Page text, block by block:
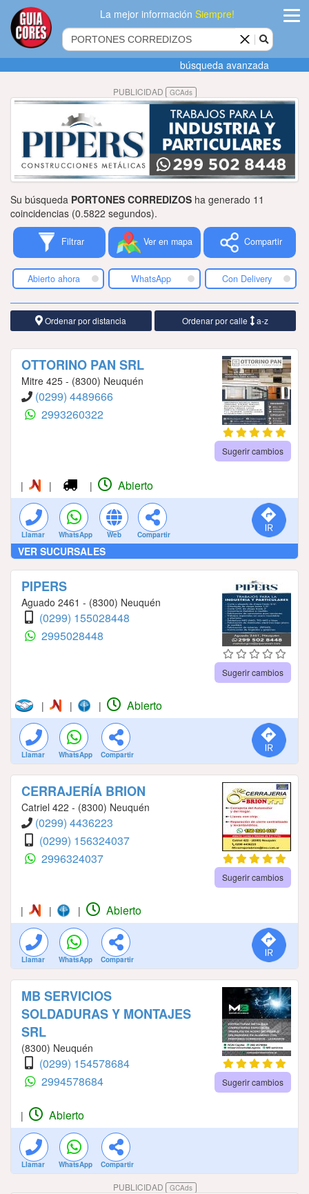
La mejor informaciónSiempre!
Agregar
empresa
Actualizar
datos
Publicidad
Tiendacores
Contactenos
búsqueda avanzada
PUBLICIDAD GCAds
Su búsqueda PORTONES CORREDIZOS ha generado 11
coincidencias (0.5822 segundos).
Filtrar Ver en mapa Compartir
Abierto ahora WhatsApp Con Delivery
Ordenar por distancia Ordenar por calle a-z
OTTORINO PAN SRL
Mitre 425 - (8300) Neuquén
(0299) 4489666
2993260322
Sugerir cambios
| | | Abierto
Llamar WhatsApp Web Compartir
VER SUCURSALES
PIPERS
Aguado 2461 - (8300) Neuquén
(0299) 155028448
2995028448
Sugerir cambios
| | | Abierto
Llamar WhatsApp Compartir
CERRAJERÍA BRION
Catriel 422 - (8300) Neuquén
(0299) 4436223
(0299) 156324037
2996324037
Sugerir cambios
| | | Abierto
Llamar WhatsApp Compartir
MB SERVICIOS
SOLDADURAS Y MONTAJES
SRL
(8300) Neuquén
(0299) 154578684
2994578684
Sugerir cambios
| Abierto
Llamar WhatsApp Compartir
PUBLICIDAD GCAds